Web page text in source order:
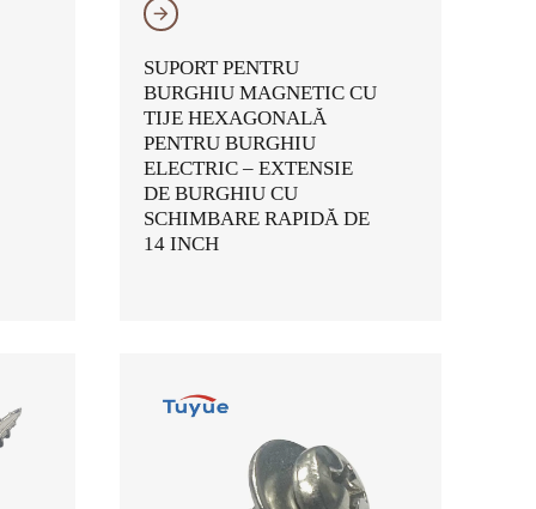
𐃔
SUPORT PENTRU
BURGHIU MAGNETIC CU
TIJE HEXAGONALĂ
PENTRU BURGHIU
ELECTRIC – EXTENSIE
DE BURGHIU CU
SCHIMBARE RAPIDĂ DE
14 INCH